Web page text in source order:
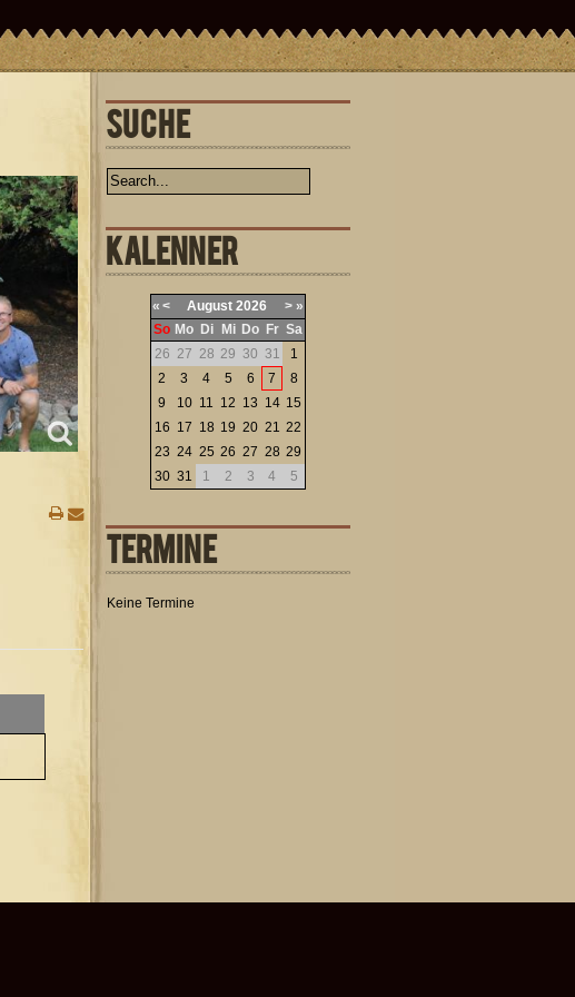
SUCHE
KALENNER
« < August 2026 > »
So Mo Di Mi Do Fr Sa
26 27 28 29 30 31
1
2
3 4 5 6 7
8
9
10 11 12 13 14 15
16 17 18 19 20 21 22
23 24 25 26 27 28 29
30 31 1 2 3 4 5
TERMINE
Keine Termine